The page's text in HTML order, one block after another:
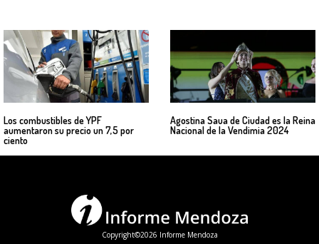
Los combustibles de YPF
aumentaron su precio un 7,5 por
ciento
Agostina Saua de Ciudad es la Reina
Nacional de la Vendimia 2024
Copyright©2026 Informe Mendoza